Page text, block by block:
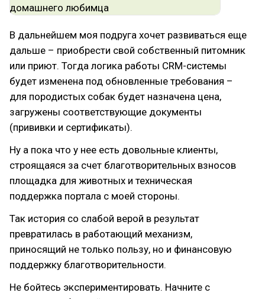
В дальнейшем моя подруга хочет развиваться еще
дальше – приобрести свой собственный питомник
или приют. Тогда логика работы CRM-системы
будет изменена под обновленные требования –
для породистых собак будет назначена цена,
загружены соответствующие документы
(прививки и сертификаты).
Ну а пока что у нее есть довольные клиенты,
строящаяся за счет благотворительных взносов
площадка для животных и техническая
поддержка портала с моей стороны.
Так история со слабой верой в результат
превратилась в работающий механизм,
приносящий не только пользу, но и финансовую
поддержку благотворительности.
Не бойтесь экспериментировать. Начните с